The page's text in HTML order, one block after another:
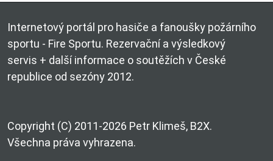
Internetový portál pro hasiče a fanoušky požárního
sportu - Fire Sportu. Rezervační a výsledkový
servis + další informace o soutěžích v České
republice od sezóny 2012.
Copyright (C) 2011-2026 Petr Klimeš, B2X.
Všechna práva vyhrazena.